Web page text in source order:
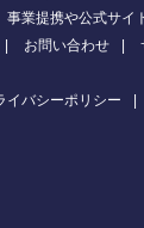
事業提携や公式サイ
お問い合わせ
イバシーポリシー